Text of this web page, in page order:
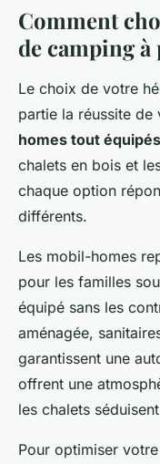
Comment
de camping
Le choix de votre
partie la réussite de
homes tout équipés
chalets en bois et
chaque option
différents.
Les mobil-homes
pour les familles
équipé sans les
aménagée,
garantissent une
offrent une
les chalets
Pour optimiser